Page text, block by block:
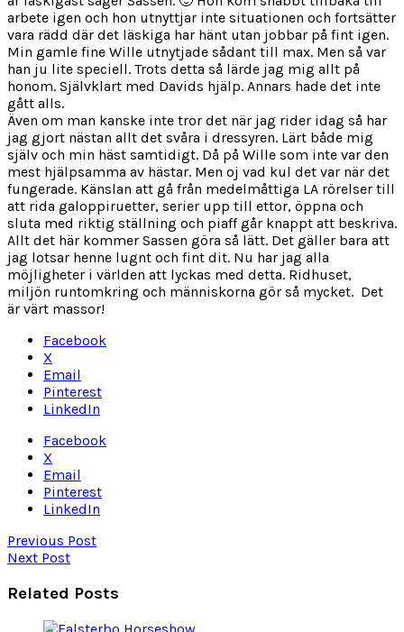
arbete igen och hon utnyttjar inte situationen och fortsätter
vara rädd där det läskiga har hänt utan jobbar på fint igen.
Min gamle fine Wille utnytjade sådant till max. Men så var
han ju lite speciell. Trots detta så lärde jag mig allt på
honom. Självklart med Davids hjälp. Annars hade det inte
gått alls.
Även om man kanske inte tror det när jag rider idag så har
jag gjort nästan allt det svåra i dressyren. Lärt både mig
själv och min häst samtidigt. Då på Wille som inte var den
mest hjälpsamma av hästar. Men oj vad kul det var när det
fungerade. Känslan att gå från medelmåttiga LA rörelser till
att rida galoppiruetter, serier upp till ettor, öppna och
sluta med riktig ställning och piaff går knappt att beskriva.
Allt det här kommer Sassen göra så lätt. Det gäller bara att
jag lotsar henne lugnt och fint dit. Nu har jag alla
möjligheter i världen att lyckas med detta. Ridhuset,
miljön runtomkring och människorna gör så mycket. Det
är värt massor!
Facebook
X
Email
Pinterest
LinkedIn
Facebook
X
Email
Pinterest
LinkedIn
Previous Post
Next Post
Related Posts